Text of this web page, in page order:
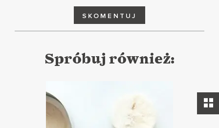
SKOMENTUJ
Spróbuj również: